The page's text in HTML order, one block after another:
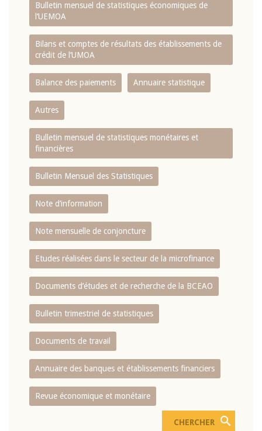
Bulletin mensuel de statistiques économiques de
l‘UEMOA
Bilans et comptes de résultats des établissements de
crédit de l‘UMOA
Balance des paiements Annuaire statistique
Autres
Bulletin mensuel de statistiques monétaires et
financières
Bulletin Mensuel des Statistiques
Note d’information
Note mensuelle de conjoncture
Etudes réalisées dans le secteur de la microfinance
Documents d’études et de recherche de la BCEAO
Bulletin trimestriel de statistiques
Documents de travail
Annuaire des banques et établissements financiers
Revue économique et monétaire